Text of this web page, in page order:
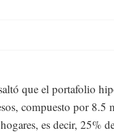
que el portafolio
compuesto por 8.5
es decir, 25%